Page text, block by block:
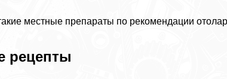
местные препараты по рекомендации
рецепты